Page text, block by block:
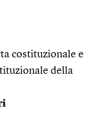
costituzionale e
della